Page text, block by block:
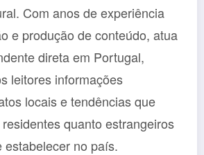
Com anos de experiência
e produção de conteúdo, atua
direta em Portugal,
leitores informações
locais e tendências que
quanto estrangeiros
estabelecer no país.